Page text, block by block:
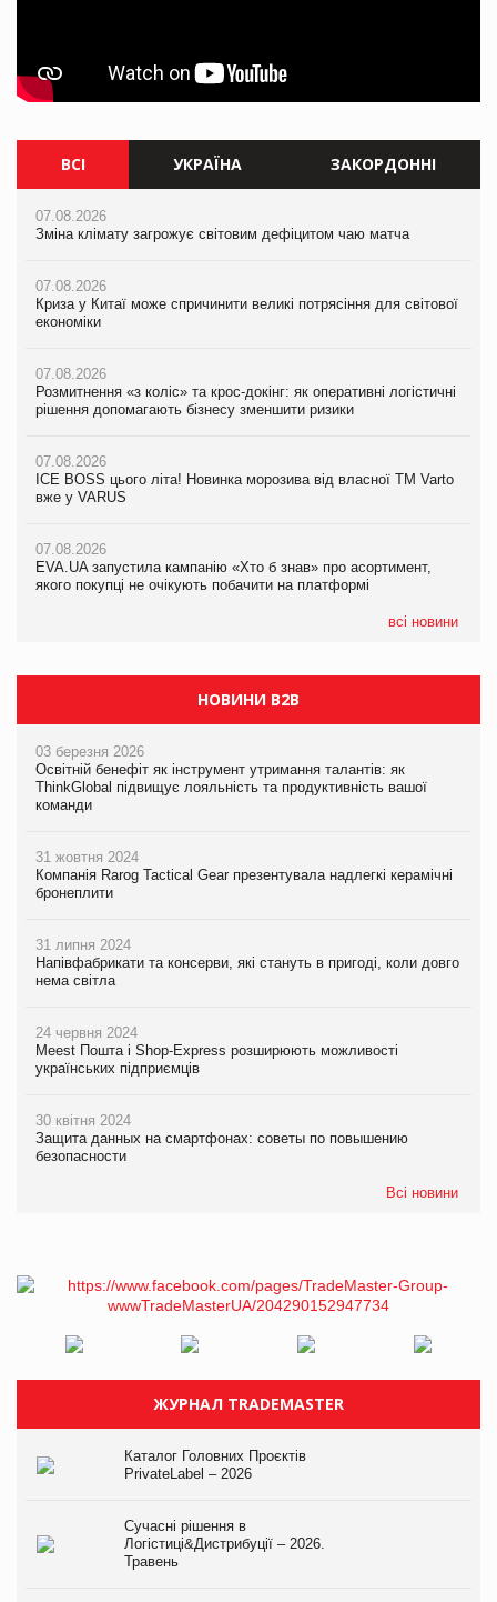
ВСІ УКРАЇНА ЗАКОРДОННІ
07.08.2026
Зміна клімату загрожує світовим дефіцитом чаю матча
07.08.2026
Криза у Китаї може спричинити великі потрясіння для світової
економіки
07.08.2026
Розмитнення «з коліс» та крос-докінг: як оперативні логістичні
рішення допомагають бізнесу зменшити ризики
07.08.2026
ICE BOSS цього літа! Новинка морозива від власної ТМ Varto
вже у VARUS
07.08.2026
EVA.UA запустила кампанію «Хто б знав» про асортимент,
якого покупці не очікують побачити на платформі
всі новини
07.08.2026
Зміна клімату загрожує світовим дефіцитом чаю матча
07.08.2026
Криза у Китаї може спричинити великі потрясіння для світової
економіки
07.08.2026
Kraft Heinz скоротила збиток у першому півріччі
Продажі Hugo Boss впали на 9%
07.08.2026
Зміна клімату загрожує світовим дефіцитом чаю матча
07.08.2026
Криза у Китаї може спричинити великі потрясіння для світової
економіки
07.08.2026
Kraft Heinz скоротила збиток у першому півріччі
Продажі Hugo Boss впали на 9%
НОВИНИ B2B
03 березня 2026
Освітній бенефіт як інструмент утримання талантів: як
ThinkGlobal підвищує лояльність та продуктивність вашої
команди
31 жовтня 2024
Компанія Rarog Tactical Gear презентувала надлегкі керамічні
бронеплити
31 липня 2024
Напівфабрикати та консерви, які стануть в пригоді, коли довго
нема світла
24 червня 2024
Meest Пошта і Shop-Express розширюють можливості
українських підприємців
30 квітня 2024
Защита данных на смартфонах: советы по повышению
безопасности
Всі новини
ЖУРНАЛ TRADEMASTER
Каталог Головних Проєктів
PrivateLabel – 2026
Сучасні рішення в
Логістиці&Дистрибуції – 2026.
Травень